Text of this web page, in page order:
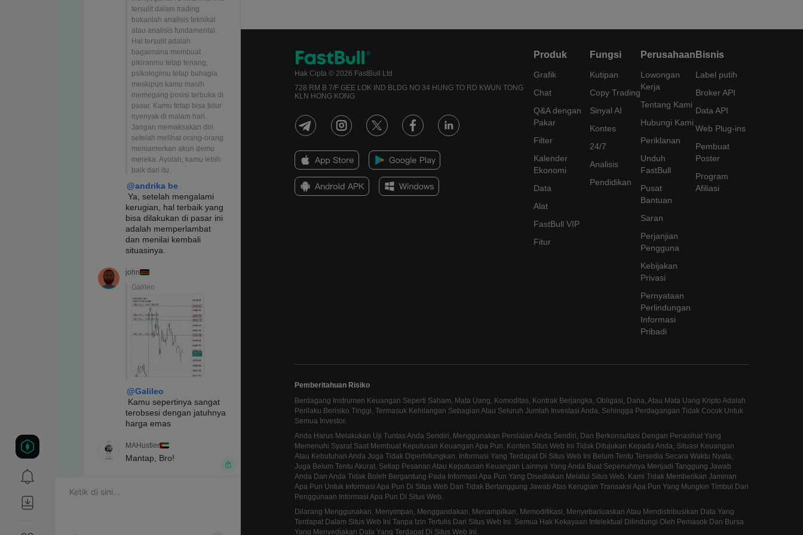
Hak Cipta © 2026 FastBull Ltd
728 RM B 7/F GEE LOK IND BLDG NO 34 HUNG TO RD KWUN TONG
KLN HONG KONG
Produk
Grafik
Chat
Q&A dengan
Pakar
Filter
Kalender
Ekonomi
Data
Alat
FastBull VIP
Fitur
Fungsi
Kutipan
Copy Trading
Sinyal AI
Kontes
24/7
Analisis
Pendidikan
Perusahaan
Lowongan
Kerja
Tentang Kami
Hubungi Kami
Periklanan
Unduh
FastBull
Pusat
Bantuan
Saran
Perjanjian
Pengguna
Kebijakan
Privasi
Pernyataan
Perlindungan
Informasi
Pribadi
Bisnis
Label putih
Broker API
Data API
Web Plug-ins
Pembuat
Poster
Program
Afiliasi
Pemberitahuan Risiko
Berdagang Instrumen Keuangan Seperti Saham, Mata Uang, Komoditas, Kontrak Berjangka, Obligasi, Dana, Atau Mata Uang Kripto Adalah
Perilaku Berisiko Tinggi, Termasuk Kehilangan Sebagian Atau Seluruh Jumlah Investasi Anda, Sehingga Perdagangan Tidak Cocok Untuk
Semua Investor.
Anda Harus Melakukan Uji Tuntas Anda Sendiri, Menggunakan Penilaian Anda Sendiri, Dan Berkonsultasi Dengan Penasihat Yang
Memenuhi Syarat Saat Membuat Keputusan Keuangan Apa Pun. Konten Situs Web Ini Tidak Ditujukan Kepada Anda, Situasi Keuangan
Atau Kebutuhan Anda Juga Tidak Diperhitungkan. Informasi Yang Terdapat Di Situs Web Ini Belum Tentu Tersedia Secara Waktu Nyata,
Juga Belum Tentu Akurat. Setiap Pesanan Atau Keputusan Keuangan Lainnya Yang Anda Buat Sepenuhnya Menjadi Tanggung Jawab
Anda Dan Anda Tidak Boleh Bergantung Pada Informasi Apa Pun Yang Disediakan Melalui Situs Web. Kami Tidak Memberikan Jaminan
Apa Pun Untuk Informasi Apa Pun Di Situs Web Dan Tidak Bertanggung Jawab Atas Kerugian Transaksi Apa Pun Yang Mungkin Timbul Dari
Penggunaan Informasi Apa Pun Di Situs Web.
Dilarang Menggunakan, Menyimpan, Menggandakan, Menampilkan, Memodifikasi, Menyebarluaskan Atau Mendistribusikan Data Yang
Terdapat Dalam Situs Web Ini Tanpa Izin Tertulis Dari Situs Web Ini. Semua Hak Kekayaan Intelektual Dilindungi Oleh Pemasok Dan Bursa
Yang Menyediakan Data Yang Terdapat Di Situs Web Ini.